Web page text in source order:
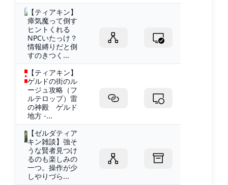
【ティアキン】
瘴気魔って倒す
ヒントくれる
NPCいたっけ？
情報縛りだと倒
すのきつく...
【ティアキン】
ゲルドの街のル
ージュ攻略（フ
ルテロップ）雷
の神殿 ゲルド
地方 -...
【ゼルダティア
キン雑談】強そ
うな賢者見つけ
るのも楽しみの
一つ。操作が少
しやりづら...